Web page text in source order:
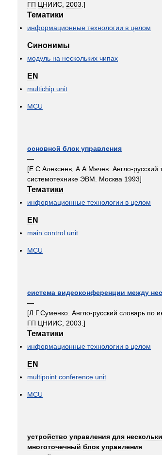
ГП ЦНИИС 2003 .]
Тематики
информационные технологии в целом
Синонимы
модуль на нескольких чипах
EN
multichip unit
MCU
основной блок управления
—
[Е С Алексеев А А Мячев Англо-русский
системотехнике ЭВМ Москва 1993]
Тематики
информационные технологии в целом
EN
main control unit
MCU
система видеоконференции между
—
[Л Г.Суменко Англо-русский словарь по
ГП ЦНИИС 2003 .]
Тематики
информационные технологии в целом
EN
multipoint conference unit
MCU
устройство управления для
многоточечный блок управления